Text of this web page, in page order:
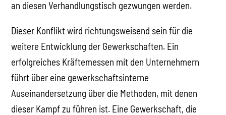
an diesen Verhandlungstisch gezwungen werden.
Dieser Konflikt wird richtungsweisend sein für die
weitere Entwicklung der Gewerkschaften. Ein
erfolgreiches Kräftemessen mit den Unternehmern
führt über eine gewerkschaftsinterne
Auseinandersetzung über die Methoden, mit denen
dieser Kampf zu führen ist. Eine Gewerkschaft, die